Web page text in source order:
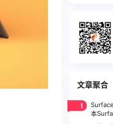
文章聚合
1
本